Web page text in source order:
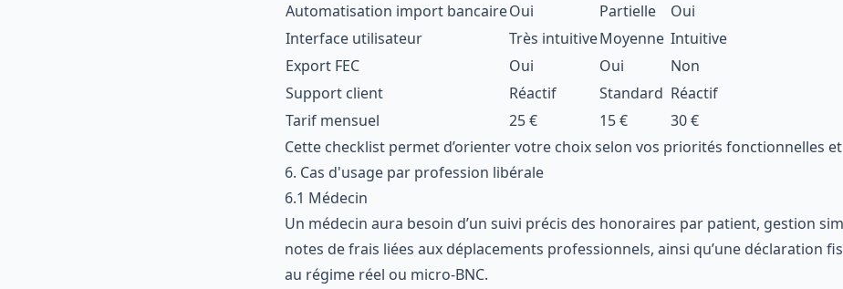
Automatisation import bancaireOui Partielle
Oui
Interface utilisateur
Très intuitiveMoyenne Intuitive
Export FEC
Oui Oui
Non
Support client
Réactif Standard Réactif
Tarif mensuel
25 € 15 €
30 €
Cette checklist permet d’orienter votre choix selon vos priorités fonctionnelles
6. Cas d'usage par profession libérale
6.1 Médecin
Un médecin aura besoin d’un suivi précis des honoraires par patient, gestion
notes de frais liées aux déplacements professionnels, ainsi qu’une déclaration
au régime réel ou micro-BNC.